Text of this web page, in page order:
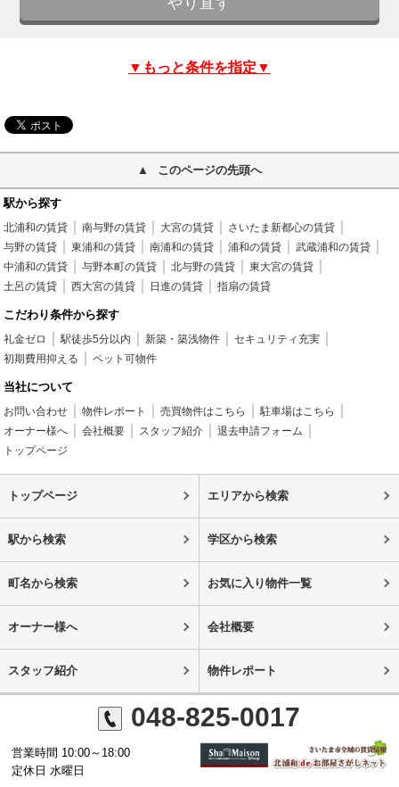
▼もっと条件を指定▼
このページの先頭へ
駅から探す
北浦和の賃貸 南与野の賃貸 大宮の賃貸
さいたま新都心の賃貸
与野の賃貸
東浦和の賃貸 南浦和の賃貸 浦和の賃貸
武蔵浦和の賃貸
中浦和の賃貸
与野本町の賃貸 北与野の賃貸
東大宮の賃貸
土呂の賃貸
西大宮の賃貸 日進の賃貸 指扇の賃貸
こだわり条件から探す
礼金ゼロ 駅徒歩5分以内 新築・築浅物件
セキュリティ充実
初期費用抑える
ペット可物件
当社について
お問い合わせ 物件レポート 売買物件はこちら
駐車場はこちら
オーナー様へ
会社概要 スタッフ紹介
退去申請フォーム
トップページ
トップページ エリアから検索
駅から検索 学区から検索
町名から検索 お気に入り物件一覧
オーナー様へ 会社概要
スタッフ紹介 物件レポート
048-825-0017
営業時間 10:00～18:00
定休日 水曜日